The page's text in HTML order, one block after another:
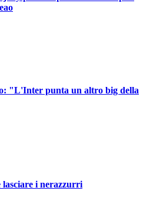
"L'Inter punta un altro big della
lasciare i nerazzurri